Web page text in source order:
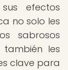
efectos
no solo les
sabrosos
les
clave para